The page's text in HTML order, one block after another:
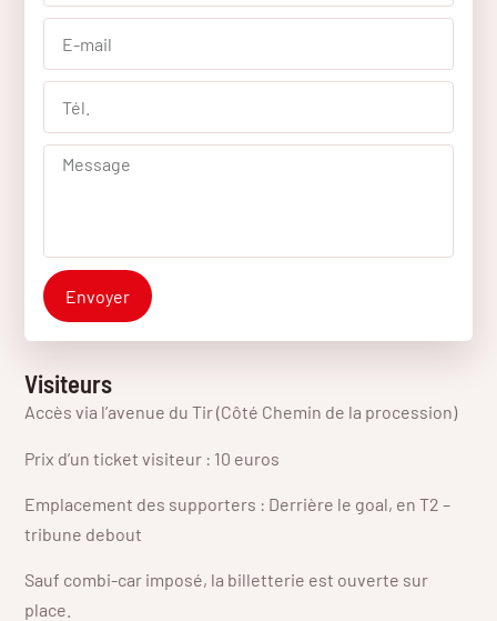
Envoyer
Visiteurs
Accès via l’avenue du Tir (Côté Chemin de la procession)
Prix d’un ticket visiteur : 10 euros
Emplacement des supporters : Derrière le goal, en T2 –
tribune debout
Sauf combi-car imposé, la billetterie est ouverte sur
place.